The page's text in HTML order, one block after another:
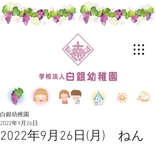
2022年9月26日(月) ねん
白銀幼稚園
2022年9月26日